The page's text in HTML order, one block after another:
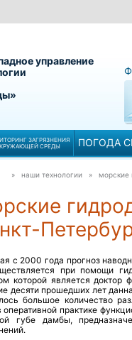
управление
ЗАГРЯЗНЕНИЯ
СРЕДЫ
ПОГОДА
» наши технологии » морские
с 2000 года прогноз
при помощи
которой является доктор
десяти прошедших лет
большое количество
оперативной практике
губе дамбы,